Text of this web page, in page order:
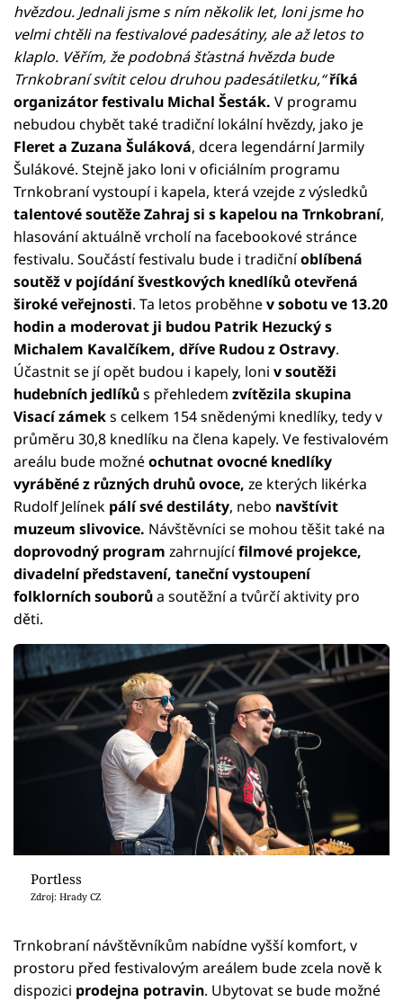
hvězdou. Jednali jsme s ním několik let, loni jsme ho
velmi chtěli na festivalové padesátiny, ale až letos to
klaplo. Věřím, že podobná šťastná hvězda bude
Trnkobraní svítit celou druhou padesátiletku,“říká
organizátor festivalu Michal Šesták. V programu
nebudou chybět také tradiční lokální hvězdy, jako je
Fleret a Zuzana Šuláková, dcera legendární Jarmily
Šulákové. Stejně jako loni v oficiálním programu
Trnkobraní vystoupí i kapela, která vzejde z výsledků
talentové soutěže Zahraj si s kapelou na Trnkobraní,
hlasování aktuálně vrcholí na facebookové stránce
festivalu. Součástí festivalu bude i tradičníoblíbená
soutěž v pojídání švestkových knedlíků otevřená
široké veřejnosti. Ta letos proběhnev sobotu ve 13.20
hodin a moderovat ji budou Patrik Hezucký s
Michalem Kavalčíkem, dříve Rudou z Ostravy.
Účastnit se jí opět budou i kapely, loni v soutěži
hudebních jedlíkůs přehledem zvítězila skupina
Visací zámeks celkem 154 snědenými knedlíky, tedy v
průměru 30,8 knedlíku na člena kapely. Ve festivalovém
areálu bude možnéochutnat ovocné knedlíky
vyráběné z různých druhů ovoce, ze kterých likérka
Rudolf Jelínek pálí své destiláty, nebo navštívit
muzeum slivovice. Návštěvníci se mohou těšit také na
doprovodný program zahrnujícífilmové projekce,
divadelní představení, taneční vystoupení
folklorních souborůa soutěžní a tvůrčí aktivity pro
děti.
Portless
Zdroj: Hrady CZ
Trnkobraní návštěvníkům nabídne vyšší komfort, v
prostoru před festivalovým areálem bude zcela nově k
dispozici prodejna potravin. Ubytovat se bude možné